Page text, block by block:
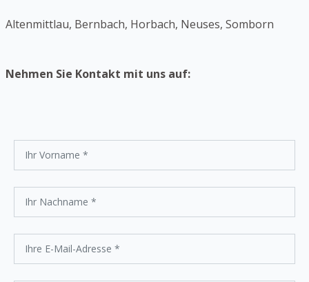
Altenmittlau, Bernbach, Horbach, Neuses, Somborn
Nehmen Sie Kontakt mit uns auf: